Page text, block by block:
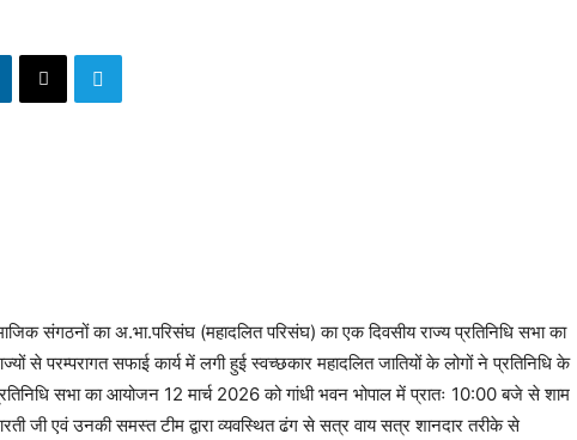
संगठनों का अ.भा.परिसंघ (महादलित परिसंघ) का एक दिवसीय राज्य प्रतिनिधि सभा का
से परम्परागत सफाई कार्य में लगी हुई स्वच्छकार महादलित जातियों के लोगों ने प्रतिनिधि के
सभा का आयोजन 12 मार्च 2026 को गांधी भवन भोपाल में प्रातः 10:00 बजे से शाम
जी एवं उनकी समस्त टीम द्वारा व्यवस्थित ढंग से सत्र वाय सत्र शानदार तरीके से